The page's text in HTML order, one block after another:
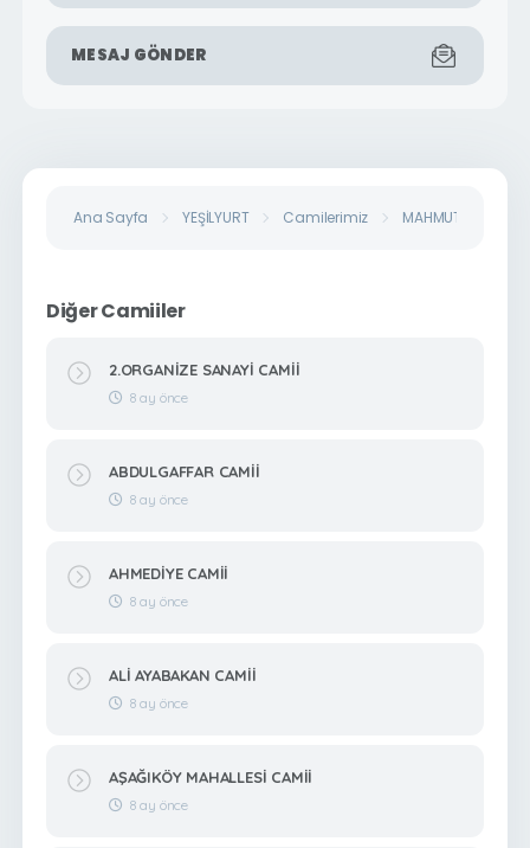
MESAJ GÖNDER
Ana Sayfa YEŞİLYURT Camilerimiz MAHMUTLU
Diğer Camiiler
2.ORGANİZE SANAYİ CAMİİ
8 ay önce
ABDULGAFFAR CAMİİ
8 ay önce
AHMEDİYE CAMİİ
8 ay önce
ALİ AYABAKAN CAMİİ
8 ay önce
AŞAĞIKÖY MAHALLESİ CAMİİ
8 ay önce